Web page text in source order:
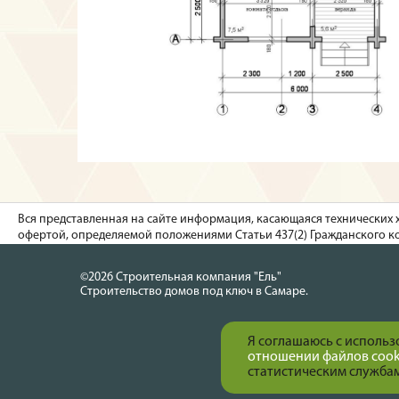
Вся представленная на сайте информация, касающаяся
офертой, определяемой положениями Статьи 437(2) Гражданского
©2026 Строительная компания "Ель"
Строительство домов под ключ в Самаре.
Я соглашаюсь с
отношении файлов
статистическим